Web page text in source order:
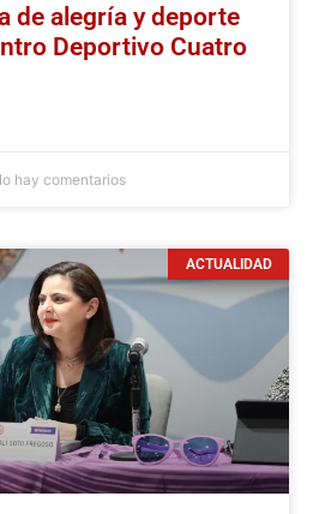
de alegría y deporte
Deportivo Cuatro
hay comentarios
ACTUALIDAD